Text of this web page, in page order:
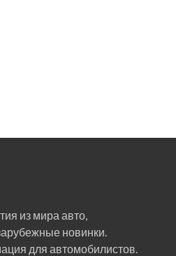
из мира авто,
новинки.
для автомобилистов.